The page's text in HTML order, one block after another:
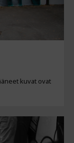
kuvat ovat